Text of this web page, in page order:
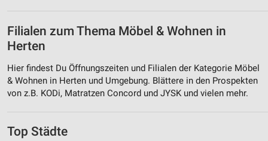
Filialen zum Thema Möbel & Wohnen in
Herten
Hier findest Du Öffnungszeiten und Filialen der Kategorie Möbel
& Wohnen in Herten und Umgebung. Blättere in den Prospekten
von z.B. KODi, Matratzen Concord und JYSK und vielen mehr.
Top Städte